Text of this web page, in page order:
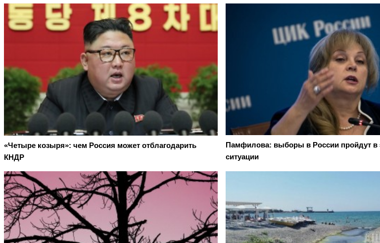
«Четыре козыря»: чем Россия может отблагодарить
КНДР
Памфилова: выборы в России пройдут в
ситуации